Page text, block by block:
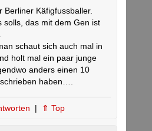
Berliner Käfigfussballer.
solls, das mit dem Gen ist
schaut sich auch mal in
holt mal ein paar junge
anders einen 10
haben….
| ⇑ Top